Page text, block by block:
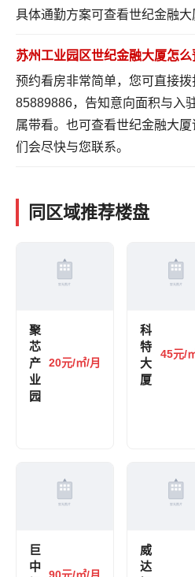
具体通勤方案可查看世纪金融大
苏州工业园区世纪金融大厦怎么
预约看房非常简单，您可直接
85889886，告知意向面积与入
属带看。也可查看世纪金融大厦
们会尽快与您联系。
同区域推荐楼盘
聚
芯
产
业
园
20元/㎡/月
科
特
大
厦
45元/
巨
中
90元/㎡/月
威
达